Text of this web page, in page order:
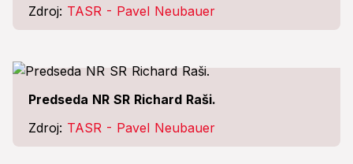
Zdroj: TASR - Pavel Neubauer
Predseda NR SR Richard Raši.
Zdroj: TASR - Pavel Neubauer